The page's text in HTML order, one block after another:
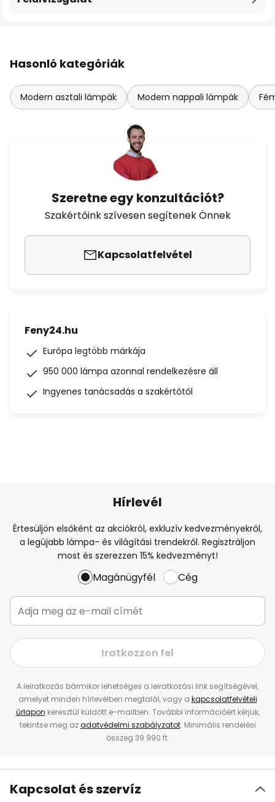
Hasonló kategóriák
Modern asztali lámpák Modern nappali lámpák
Szeretne egy konzultációt?
Szakértőink szívesen segítenek Önnek
Kapcsolatfelvétel
Feny24.hu
Európa legtöbb márkája
950 000 lámpa azonnal rendelkezésre áll
Ingyenes tanácsadás a szakértőtől
Hírlevél
Értesüljön elsőként az akciókról, exkluzív kedvezményekről,
a legújabb lámpa- és világítási trendekről. Regisztráljon
most és szerezzen 15% kedvezményt!
Magánügyfél Cég
Iratkozzon fel
A leiratkozás bármikor lehetséges a leiratkozási link segítségével,
amelyet minden hírlevélben megtalál, vagy a kapcsolatfelvételi
űrlapon keresztül küldött e-mailben. További információért kérjük,
tekintse meg azadatvédelmi szabályzatot. Minimális rendelési
összeg 39 990 ft.
Kapcsolat és szervíz